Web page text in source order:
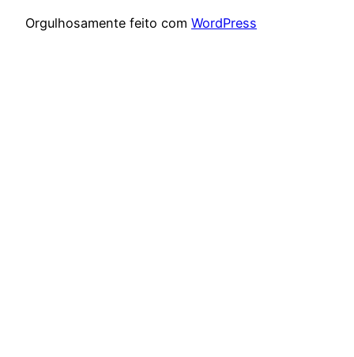
Orgulhosamente feito com WordPress